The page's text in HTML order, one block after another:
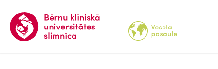
galveno
saturu